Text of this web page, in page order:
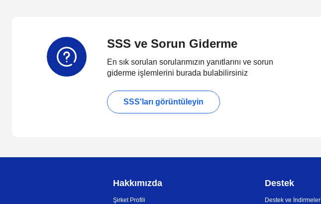
SSS ve Sorun Giderme
En sık sorulan sorularımızın yanıtlarını ve sorun
giderme işlemlerini burada bulabilirsiniz
SSS'ları görüntüleyin
Hakkımızda
Şirket Profili
Destek
Destek ve İndirmeler